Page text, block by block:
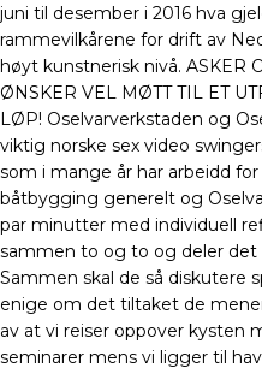
juni til desember i 2016 hva
rammevilkårene for drift av
høyt kunstnerisk nivå. ASKER
ØNSKER VEL MØTT TIL ET
LØP! Oselvarverkstaden og
viktig norske sex video
som i mange år har arbeidd
båtbygging generelt og
par minutter med individuell
sammen to og to og deler
Sammen skal de så diskutere
enige om det tiltaket de
av at vi reiser oppover kysten
seminarer mens vi ligger til